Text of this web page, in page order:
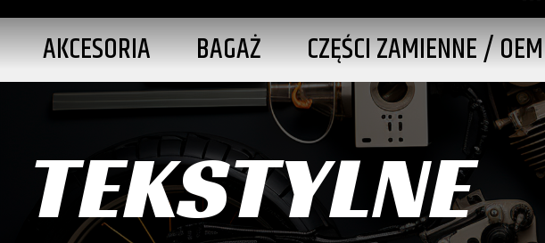
AKCESORIA BAGAŻ CZĘŚCI ZAMIENNE / OEM
TEKSTYLNE